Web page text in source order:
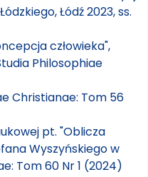
Łódź 2023, ss.
człowieka",
Philosophiae
Christianae: Tom 56
pt. "Oblicza
Wyszyńskiego w
Tom 60 Nr 1 (2024)